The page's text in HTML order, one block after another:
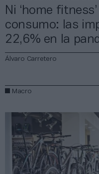
Ni ‘home
consumo: las
22,6% en la
Álvaro Carretero
Macro